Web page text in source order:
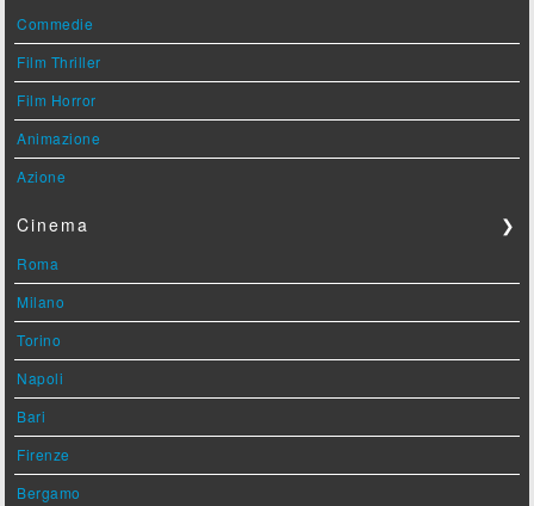
Commedie
Film Thriller
Film Horror
Animazione
Azione
Cinema ❯
Roma
Milano
Torino
Napoli
Bari
Firenze
Bergamo